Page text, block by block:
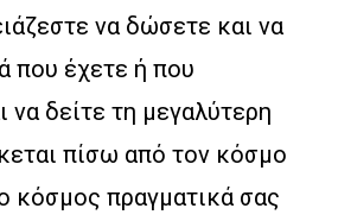
να δώσετε και να
που έχετε ή που
να δείτε τη μεγαλύτερη
πίσω από τον κόσμο
κόσμος πραγματικά σας